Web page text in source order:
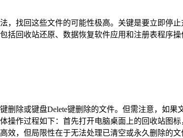
，找回这些文件的可能性极高。关键是要立即停
回收站还原、数据恢复软件应用和注册表程序
除或键盘Delete键删除的文件。但需注意，如
操作过程如下：首先打开电脑桌面上的回收站图
，但局限性在于无法处理已清空或永久删除的文